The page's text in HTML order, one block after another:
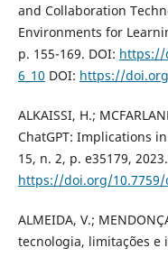
and Collaboration
Environments for
p. 155-169. DOI: https://
6_10 DOI: https://
ALKAISSI, H.;
ChatGPT: Implications
15, n. 2, p. e35179,
https://doi.org/10.7759/
ALMEIDA, V.;
tecnologia, limitações e